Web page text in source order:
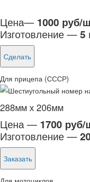
Цена— 1000 руб/
Изготовление — 5
Сделать
Для прицепа (СССР)
288мм х 206мм
Цена — 1700 руб/
Изготовление —
Заказать